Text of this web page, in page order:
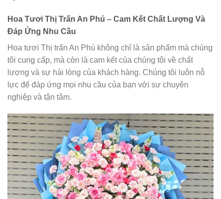
Hoa Tươi Thị Trấn An Phú – Cam Kết Chất Lượng Và
Đáp Ứng Nhu Cầu
Hoa tươi Thị trấn An Phú không chỉ là sản phẩm mà chúng
tôi cung cấp, mà còn là cam kết của chúng tôi về chất
lượng và sự hài lòng của khách hàng. Chúng tôi luôn nỗ
lực để đáp ứng mọi nhu cầu của bạn với sự chuyên
nghiệp và tận tâm.